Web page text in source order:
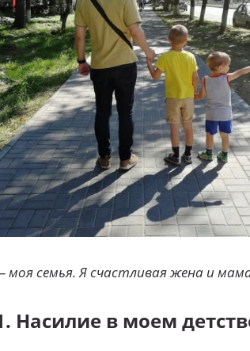
семья. Я счастливая жена и
Насилие в моем